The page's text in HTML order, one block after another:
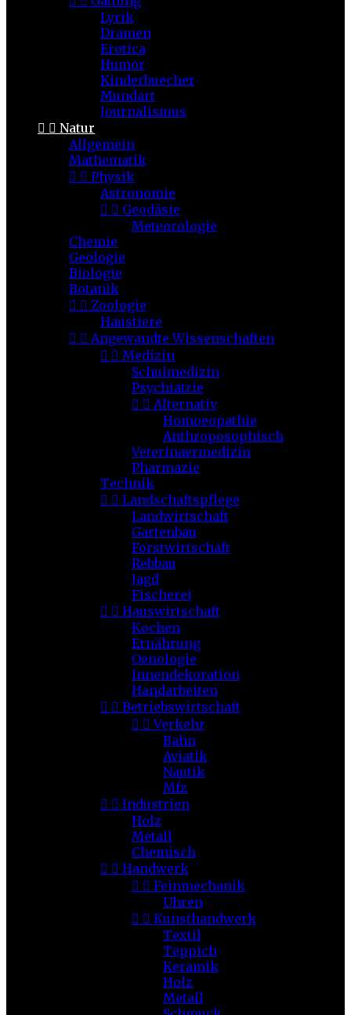
Lyrik
Dramen
Erotica
Humor
Kinderbuecher
Mundart
Journalismus
  Natur
Allgemein
Mathematik
  Physik
Astronomie
  Geodäsie
Meteorologie
Chemie
Geologie
Biologie
Botanik
  Zoologie
Haustiere
  Angewandte Wissenschaften
  Medizin
Schulmedizin
Psychiatrie
  Alternativ
Homoeopathie
Anthroposophisch
Veterinaermedizin
Pharmazie
Technik
  Landschaftspflege
Landwirtschaft
Gartenbau
Forstwirtschaft
Rebbau
Jagd
Fischerei
  Hauswirtschaft
Kochen
Ernährung
Oenologie
Innendekoration
Handarbeiten
  Betriebswirtschaft
  Verkehr
Bahn
Aviatik
Nautik
Mfz
  Industrien
Holz
Metall
Chemisch
  Handwerk
  Feinmechanik
Uhren
  Kunsthandwerk
Textil
Teppich
Keramik
Holz
Metall